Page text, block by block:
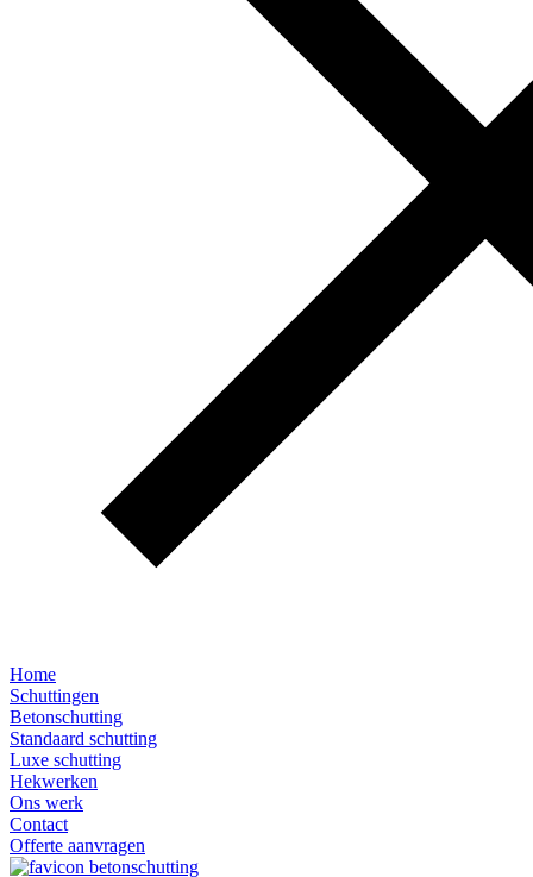
Home
Schuttingen
Betonschutting
Standaard schutting
Luxe schutting
Hekwerken
Ons werk
Contact
Offerte aanvragen